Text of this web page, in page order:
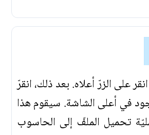
على الزرّ أعلاه. بعد ذلك، انقرّ
في أعلى الشاشة. سيقوم هذا
تحميل الملفّ إلى الحاسوب